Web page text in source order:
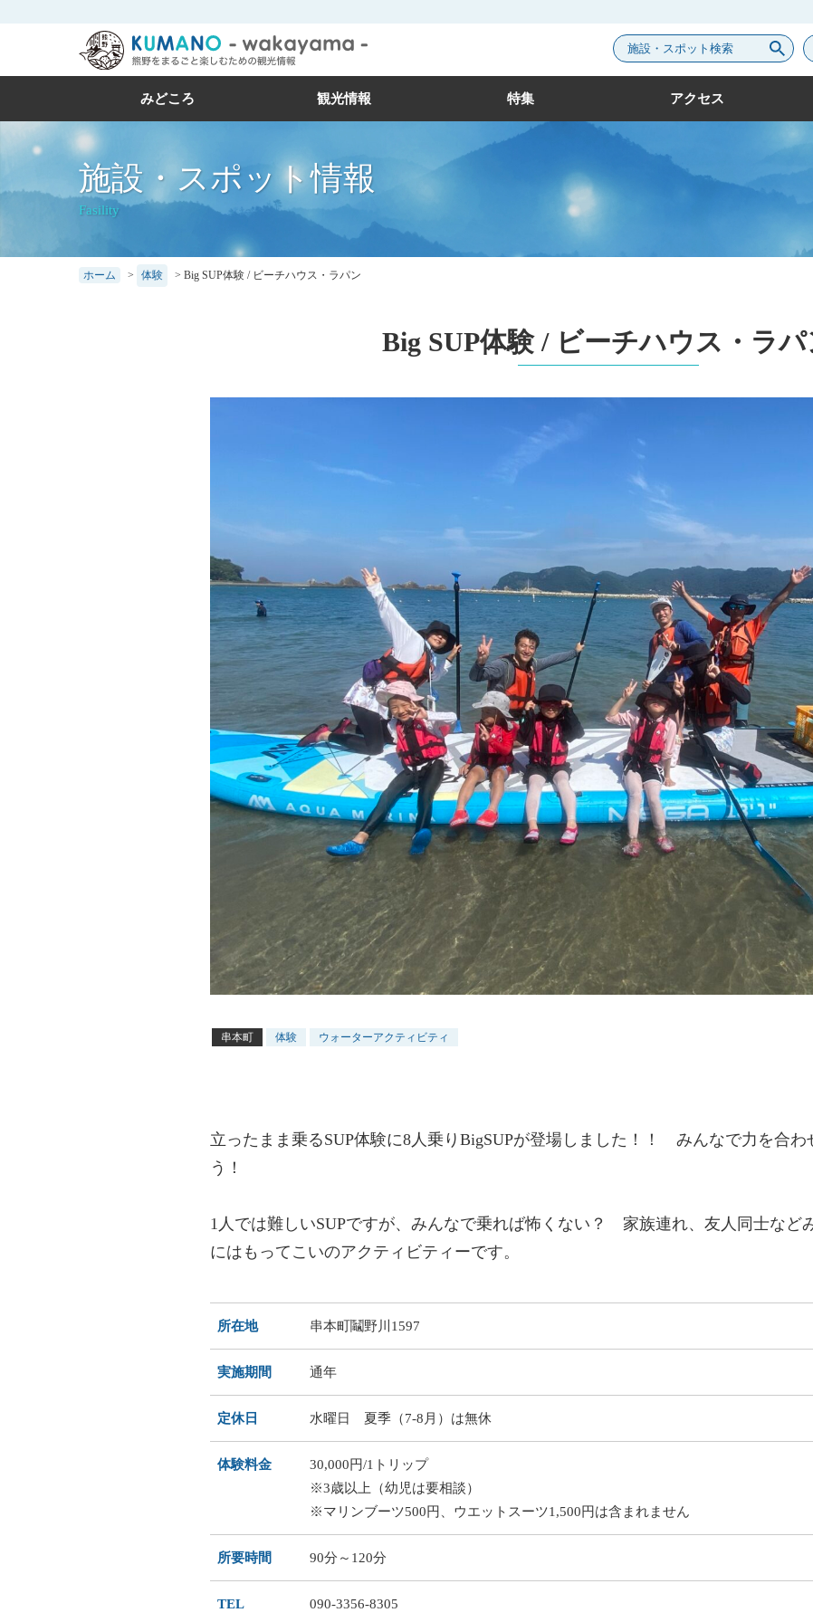
キ
ッ
みどころ 観光情報 特集 アクセス
施設・スポット検索
施設・スポット情報
Fasility
ホーム > 体験 > Big SUP体験 / ビーチハウス・ラパン
Big SUP体験 / ビーチハウス・ラパ
串本町 体験 ウォーターアクティビティ
立ったまま乗るSUP体験に8人乗りBigSUPが登場しました！！ みんなで力を合わ
う！
1人では難しいSUPですが、みんなで乗れば怖くない？ 家族連れ、友人同士など
にはもってこいのアクティビティーです。
所在地 串本町鬮野川1597
実施期間 通年
定休日 水曜日 夏季（7-8月）は無休
体験料金
30,000円/1トリップ
※3歳以上（幼児は要相談）
※マリンブーツ500円、ウエットスーツ1,500円は含まれません
所要時間 90分～120分
TEL 090-3356-8305